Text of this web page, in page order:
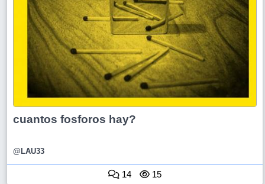
cuantos fosforos hay?
@LAU33
14 15